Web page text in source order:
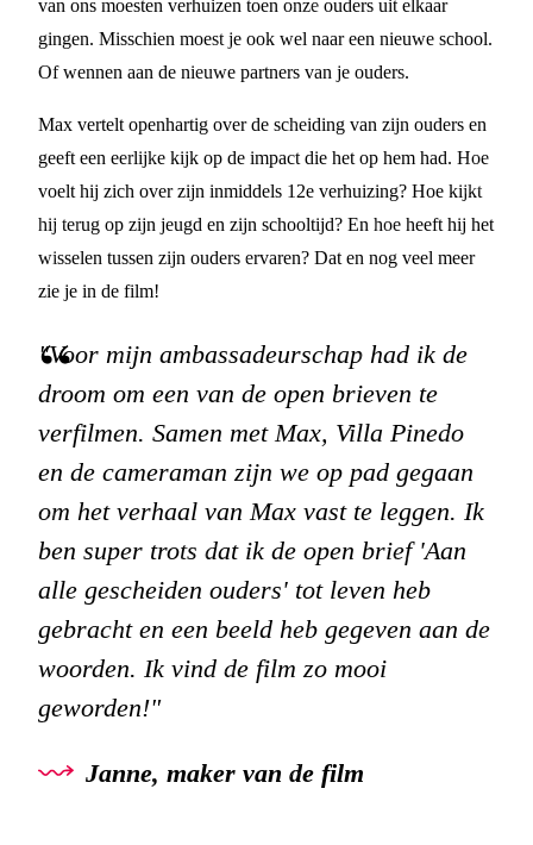
van ons moesten verhuizen toen onze ouders uit elkaar
gingen. Misschien moest je ook wel naar een nieuwe school.
Of wennen aan de nieuwe partners van je ouders.
Max vertelt openhartig over de scheiding van zijn ouders en
geeft een eerlijke kijk op de impact die het op hem had. Hoe
voelt hij zich over zijn inmiddels 12e verhuizing? Hoe kijkt
hij terug op zijn jeugd en zijn schooltijd? En hoe heeft hij het
wisselen tussen zijn ouders ervaren? Dat en nog veel meer
zie je in de film!
"Voor mijn ambassadeurschap had ik de
droom om een van de open brieven te
verfilmen. Samen met Max, Villa Pinedo
en de cameraman zijn we op pad gegaan
om het verhaal van Max vast te leggen. Ik
ben super trots dat ik de open brief 'Aan
alle gescheiden ouders' tot leven heb
gebracht en een beeld heb gegeven aan de
woorden. Ik vind de film zo mooi
geworden!"
Janne, maker van de film